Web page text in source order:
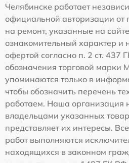
Челябинске работает
официальной авторизации от
на ремонт, указанные на
ознакомительный характер и
офертой согласно п. 2 ст. 437
обозначения торговой марки
упоминаются только в
чтобы обозначить перечень
работаем. Наша организация
владельцами указанных
представляет их интересы.
работ выполняются
находящихся в законном